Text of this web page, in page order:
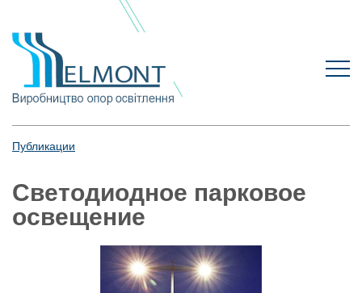
Публикации
Светодиодное парковое
освещение